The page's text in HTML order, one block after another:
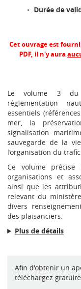
Durée de
Cet ouvrage est
PDF, il n'y aura
Le volume 3 du
réglementation
essentiels
mer, la
signalisation
sauvegarde de la
l’organisation du
Ce volume
organisations et
ainsi que les
relevant du
divers
des plaisanciers.
Plus de détails
Afin d'obtenir un
téléchargez